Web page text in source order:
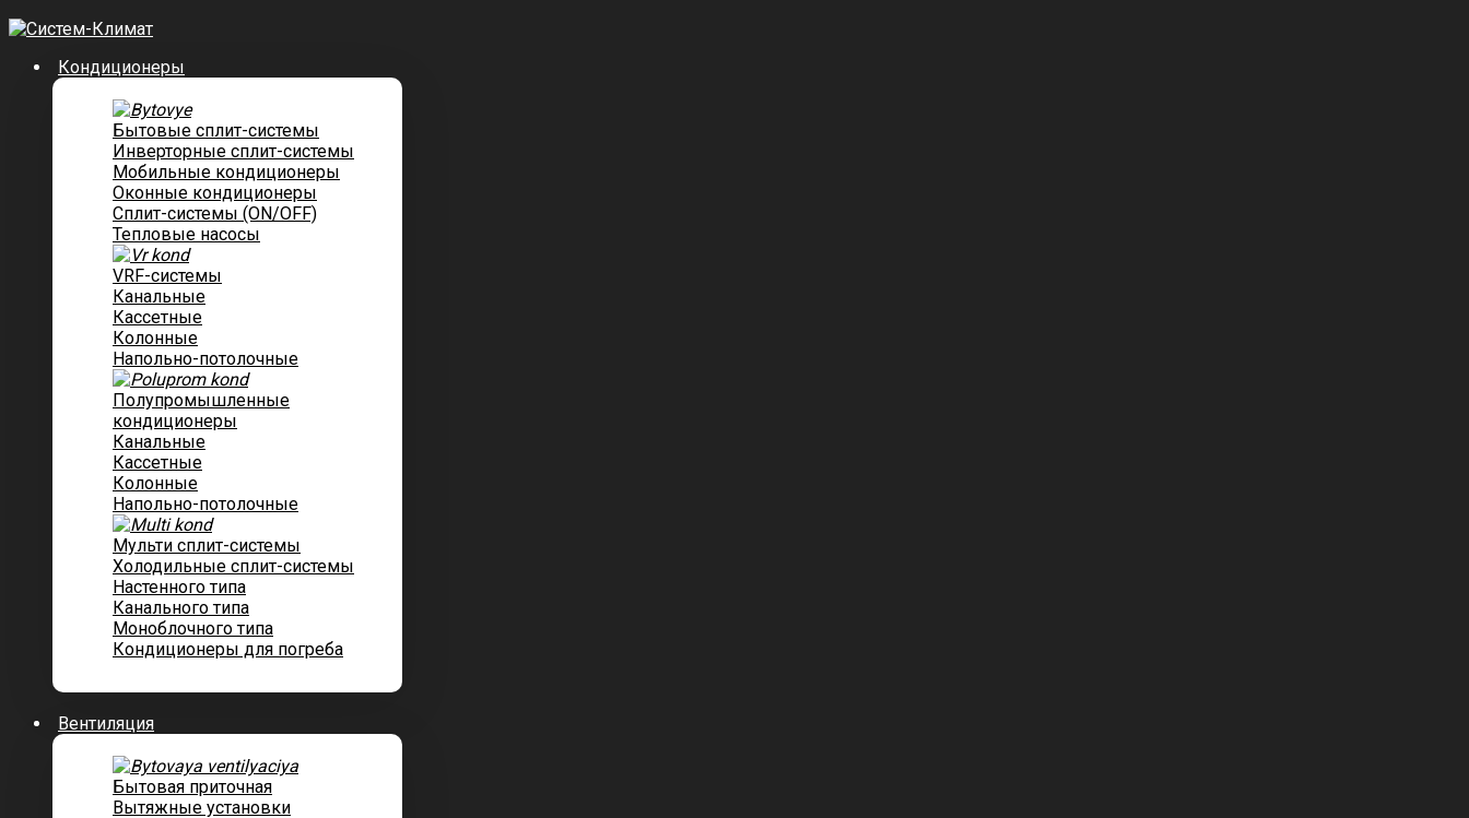
Кондиционеры
Бытовые сплит-системы
Инверторные сплит-системы
Мобильные кондиционеры
Оконные кондиционеры
Сплит-системы (ON/OFF)
Тепловые насосы
VRF-системы
Канальные
Касcетные
Колонные
Напольно-потолочные
Полупромышленные
кондиционеры
Канальные
Кассетные
Колонные
Напольно-потолочные
Мульти сплит-системы
Холодильные сплит-системы
Настенного типа
Канального типа
Моноблочного типа
Кондиционеры для погреба
Вентиляция
Бытовая приточная
Вытяжные установки